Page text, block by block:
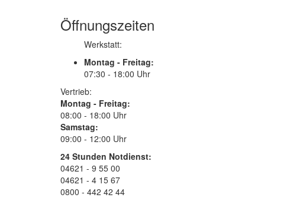
Öffnungszeiten
Werkstatt:
Montag - Freitag:
07:30 - 18:00 Uhr
Vertrieb:
Montag - Freitag:
08:00 - 18:00 Uhr
Samstag:
09:00 - 12:00 Uhr
24 Stunden Notdienst:
04621 - 9 55 00
04621 - 4 15 67
0800 - 442 42 44